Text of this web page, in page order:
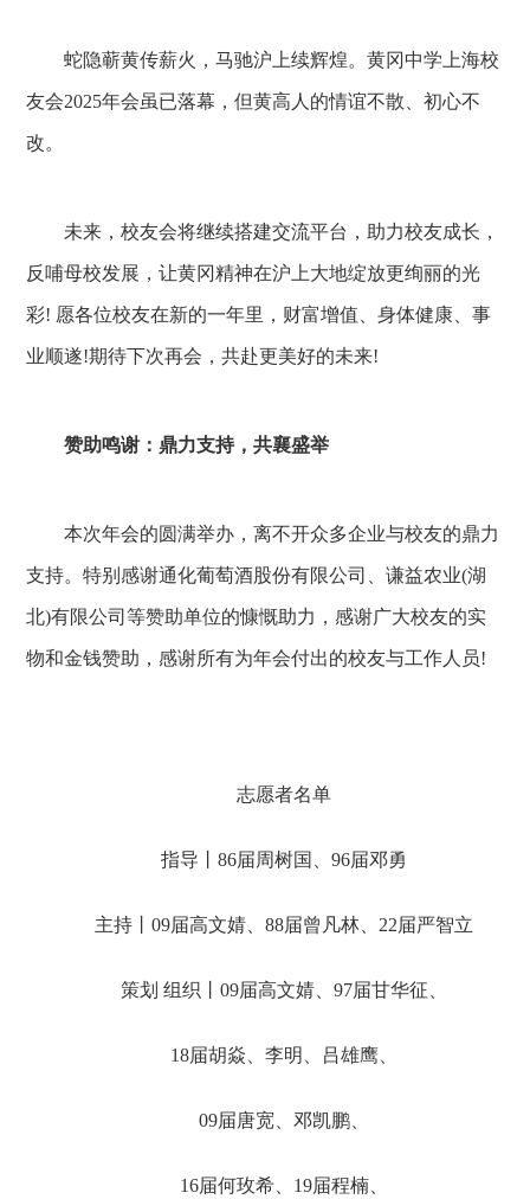
蛇隐蕲黄传薪火，马驰沪上续辉煌。黄冈中学上海校
友会2025年会虽已落幕，但黄高人的情谊不散、初心不
改。
未来，校友会将继续搭建交流平台，助力校友成长，
反哺母校发展，让黄冈精神在沪上大地绽放更绚丽的光
彩! 愿各位校友在新的一年里，财富增值、身体健康、事
业顺遂!期待下次再会，共赴更美好的未来!
赞助鸣谢：鼎力支持，共襄盛举
本次年会的圆满举办，离不开众多企业与校友的鼎力
支持。特别感谢通化葡萄酒股份有限公司、谦益农业(湖
北)有限公司等赞助单位的慷慨助力，感谢广大校友的实
物和金钱赞助，感谢所有为年会付出的校友与工作人员!
志愿者名单
指导丨86届周树国、96届邓勇
主持丨09届高文婧、88届曾凡林、22届严智立
策划 组织丨09届高文婧、97届甘华征、
18届胡焱、李明、吕雄鹰、
09届唐宽、邓凯鹏、
16届何玫希、19届程楠、